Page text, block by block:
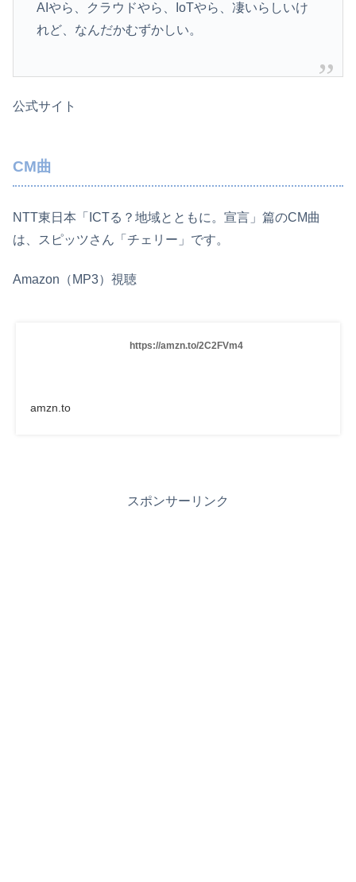
AIやら、クラウドやら、IoTやら、凄いらしいけ
れど、なんだかむずかしい。
公式サイト
CM曲
NTT東日本「ICTる？地域とともに。宣言」篇のCM曲
は、スピッツさん「チェリー」です。
Amazon（MP3）視聴
https://amzn.to/2C2FVm4
amzn.to
スポンサーリンク